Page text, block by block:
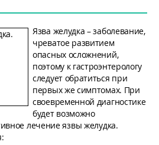
Язва желудка – заболевание,
чреватое развитием
опасных осложнений,
поэтому к гастроэнтерологу
следует обратиться при
первых же симптомах. При
своевременной диагностике
будет возможно
лечение язвы желудка.